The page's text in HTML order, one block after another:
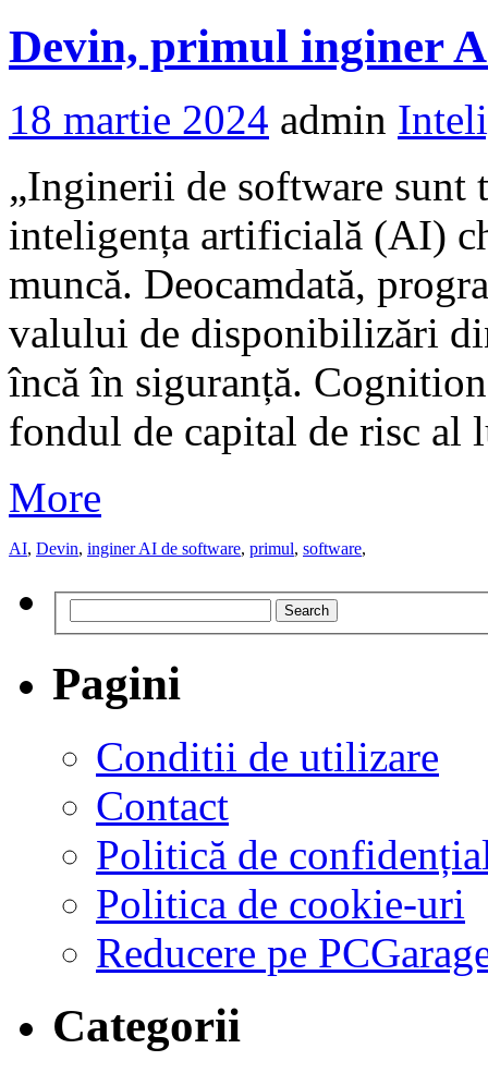
Devin, primul inginer
18 martie 2024 admin
„Inginerii de software sunt
inteligența artificială (AI)
muncă. Deocamdată,
valului de disponibilizări
încă în siguranță.
fondul de capital de risc
More
AI, Devin, inginer AI de software, primul, software,
Search
Pagini
Conditii de utilizare
Contact
Politică de
Politica de cookie-uri
Reducere pe
Categorii